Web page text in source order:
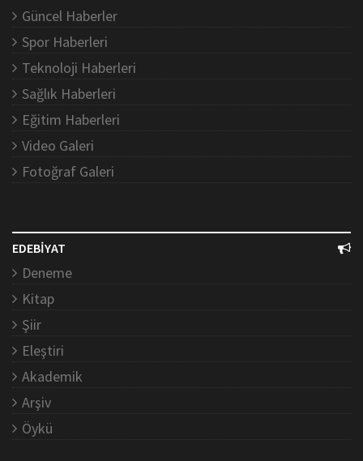
Güncel Haberler
Spor Haberleri
Teknoloji Haberleri
Sağlık Haberleri
Eğitim Haberleri
Video Galeri
Fotoğraf Galeri
EDEBİYAT
Deneme
Kitap
Şiir
Eleştiri
Akademik
Arşiv
Öykü